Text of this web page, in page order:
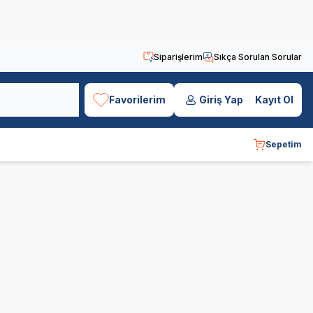
Siparişlerim Sıkça Sorulan Sorular
Favorilerim Giriş Yap Kayıt Ol
Sepetim